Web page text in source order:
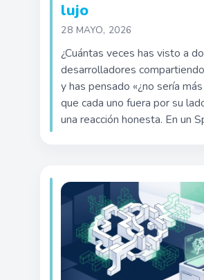
lujo
28 MAYO, 2026
¿Cuántas veces has visto a
desarrolladores
y has pensado «¿no sería
que cada uno fuera por su
una reacción honesta. En un